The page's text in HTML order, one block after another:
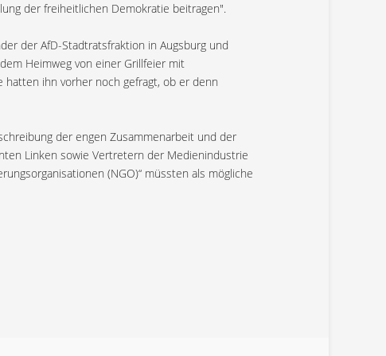
der freiheitlichen Demokratie beitragen".
der AfD-Stadtratsfraktion in Augsburg und
Heimweg von einer Grillfeier mit
hatten ihn vorher noch gefragt, ob er denn
der engen Zusammenarbeit und der
Linken sowie Vertretern der Medienindustrie
(NGO)“ müssten als mögliche